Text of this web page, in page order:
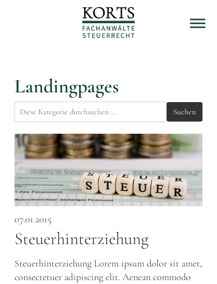
Landingpages
Suchen
07.01.2015
Steuerhinterziehung
Steuerhinterziehung Lorem ipsum dolor sit amet,
consectetuer adipiscing elit. Aenean commodo